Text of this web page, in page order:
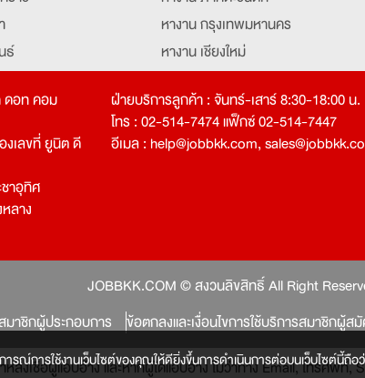
รณ์การใช้งานเว็บไซต์ของคุณให้ดียิ่งขึ้นการดำเนินการต่อบนเว็บไซต์นี้ถื
ธ์
าน
าน
หางาน กรุงเทพมหานคร
หางาน เชียงใหม่
หางาน ฉะเชิงเทรา
ดอท คอม
งเลขที่ ยูนิต ดี
าอุทิศ
ลาง
ฝ่ายบริการลูกค้า : จันทร์-เสาร์ 8:30-18:00 น.
โทร : 02-514-7474 แฟ็กซ์ 02-514-7447
อีเมล : help@jobbkk.com,
JOBBKK.COM © สงวนลิขสิทธิ์ All Right
มาชิกผู้ประกอบการ
ข้อตกลงและเงื่อนไขการใช้บริการสมาชิกผู้ส
หลงเชื่อผู้แอบอ้าง และหากผู้ใดแอบอ้าง ไม่ว่าทาง Email, โทร